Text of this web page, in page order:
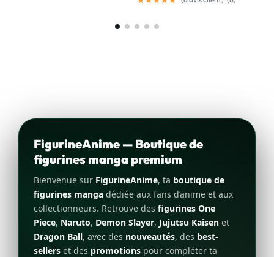
FigurineAnime — Boutique de
figurines manga premium
Bienvenue sur FigurineAnime, ta boutique de
figurines manga dédiée aux fans d’anime et aux
collectionneurs. Retrouve des figurines One
Piece, Naruto, Demon Slayer, Jujutsu Kaisen et
Dragon Ball, avec des nouveautés, des best-
sellers et des promotions pour compléter ta